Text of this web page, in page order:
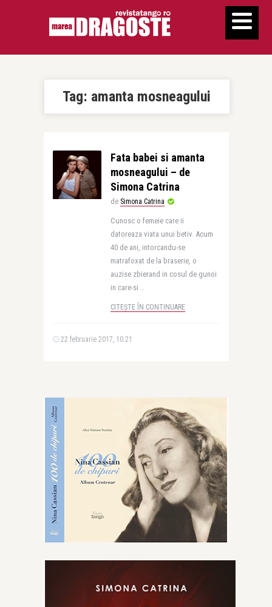
Tag: amanta mosneagului
Fata babei si amanta
mosneagului – de
Simona Catrina
de Simona Catrina
Cunosc o femeie care ii
datoreaza viata unui betiv. Acum
40 de ani, intorcandu-se
matrafoxat de la braserie, o
auzise zbierand in cosul de gunoi
in care-si ..
CITEȘTE ÎN CONTINUARE
22 februarie 2017, 10:21